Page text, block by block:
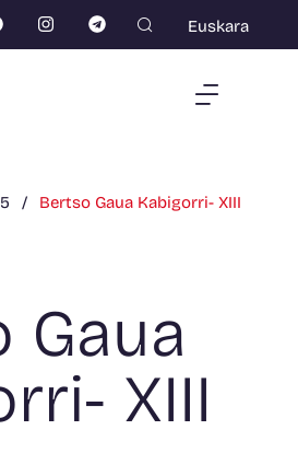
Euskara
/ Bertso Gaua Kabigorri- XIII
Gaua
XIII